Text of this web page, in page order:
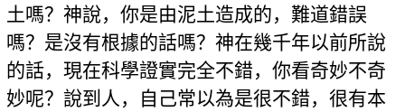
土嗎？神說，你是由泥土造成的，難道錯誤
嗎？是沒有根據的話嗎？神在幾千年以前所說
的話，現在科學證實完全不錯，你看奇妙不奇
妙呢？說到人，自己常以為是很不錯，很有本